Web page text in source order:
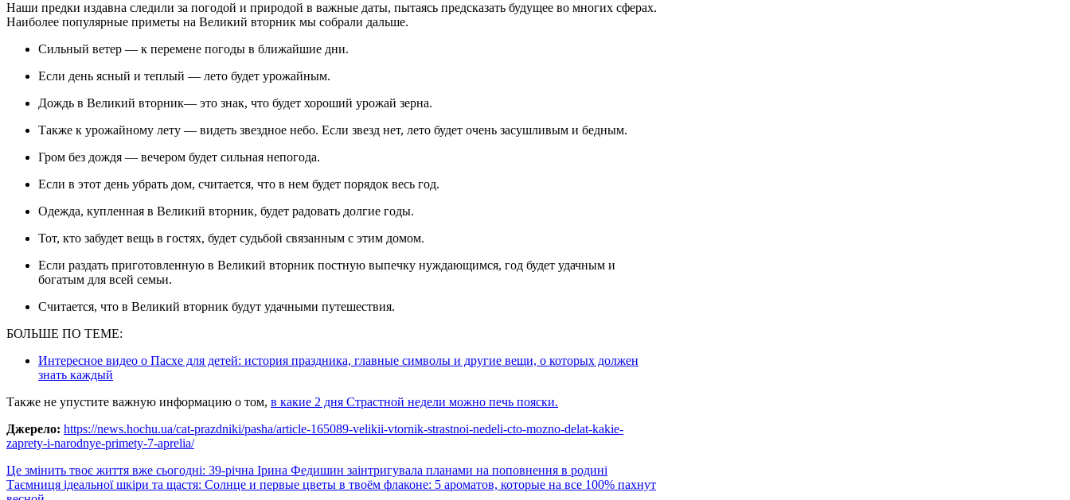
Наши предки издавна следили за погодой и природой в важные даты, пытаясь предсказать будущее во многих сферах.
Наиболее популярные приметы на Великий вторник мы собрали дальше.
Сильный ветер — к перемене погоды в ближайшие дни.
Если день ясный и теплый — лето будет урожайным.
Дождь в Великий вторник— это знак, что будет хороший урожай зерна.
Также к урожайному лету — видеть звездное небо. Если звезд нет, лето будет очень засушливым и бедным.
Гром без дождя — вечером будет сильная непогода.
Если в этот день убрать дом, считается, что в нем будет порядок весь год.
Одежда, купленная в Великий вторник, будет радовать долгие годы.
Тот, кто забудет вещь в гостях, будет судьбой связанным с этим домом.
Если раздать приготовленную в Великий вторник постную выпечку нуждающимся, год будет удачным и
богатым для всей семьи.
Считается, что в Великий вторник будут удачными путешествия.
БОЛЬШЕ ПО ТЕМЕ:
Интересное видео о Пасхе для детей: история праздника, главные символы и другие вещи, о которых должен
знать каждый
Также не упустите важную информацию о том, в какие 2 дня Страстной недели можно печь пояски.
Джерело: https://news.hochu.ua/cat-prazdniki/pasha/article-165089-velikii-vtornik-strastnoi-nedeli-cto-mozno-delat-kakie-
zaprety-i-narodnye-primety-7-aprelia/
Навигация
по
Це змінить твоє життя вже сьогодні: 39-річна Ірина Федишин заінтригувала планами на поповнення в родині
Таємниця ідеальної шкіри та щастя: Солнце и первые цветы в твоём флаконе: 5 ароматов, которые на все 100% пахнут